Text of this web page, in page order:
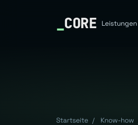
_CORE Leistungen
Startseite / Know-how